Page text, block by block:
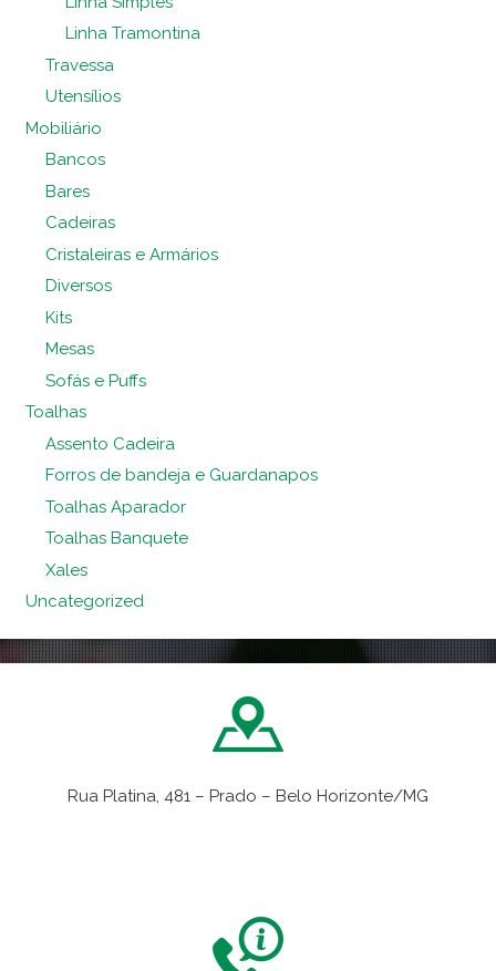
Linha Tramontina
Travessa
Utensílios
Mobiliário
Bancos
Bares
Cadeiras
Cristaleiras e Armários
Diversos
Kits
Mesas
Sofás e Puffs
Toalhas
Assento Cadeira
Forros de bandeja e Guardanapos
Toalhas Aparador
Toalhas Banquete
Xales
Uncategorized
Rua Platina, 481 – Prado – Belo Horizonte/MG